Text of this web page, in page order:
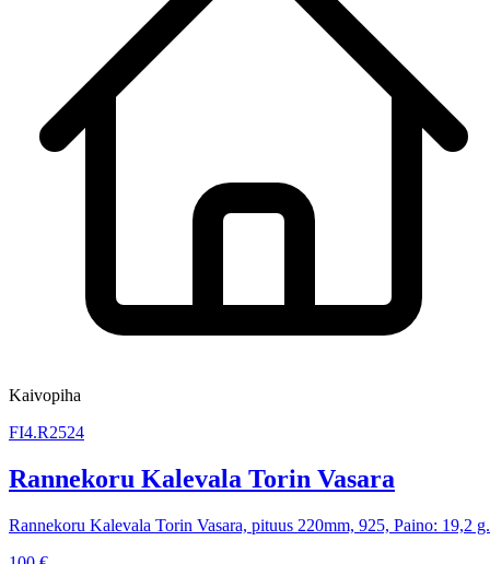
Kaivopiha
FI4.R2524
Rannekoru Kalevala Torin Vasara
Rannekoru Kalevala Torin Vasara, pituus 220mm, 925, Paino: 19,2 g.